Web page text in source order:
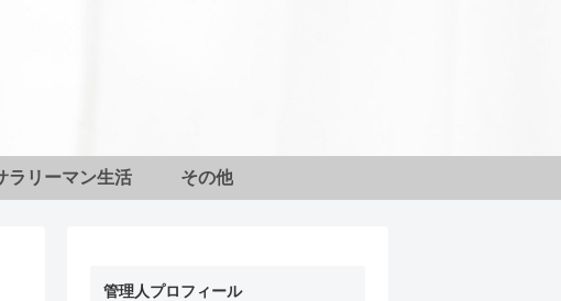
ラリーマン生活 その他
管理人プロフィール